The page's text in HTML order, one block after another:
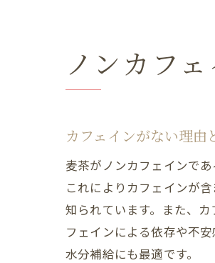
ノンカフ
カフェインがない理由
麦茶がノンカフェインで
これによりカフェインが
知られています。また、
フェインによる依存や不
水分補給にも最適です。